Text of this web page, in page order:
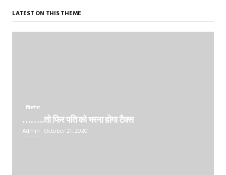
LATEST ON THIS THEME
बिज़नेस
……..तो फिर पति को भरना होगा टैक्स
Admin October 21, 2020